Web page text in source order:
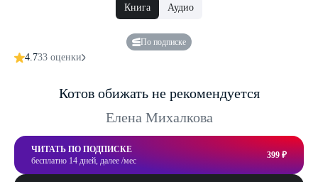
Книга Аудио
По подписке
4.733 оценки
Котов обижать не рекомендуется
Елена Михалкова
ЧИТАТЬ ПО ПОДПИСКЕ
бесплатно 14 дней, далее /мес
399 ₽